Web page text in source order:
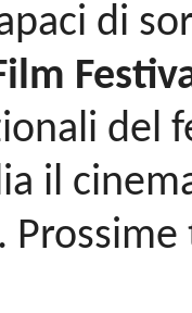
di
del
il